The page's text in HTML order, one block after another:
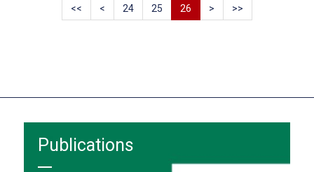
<< < 24 25 26 > >>
Publications